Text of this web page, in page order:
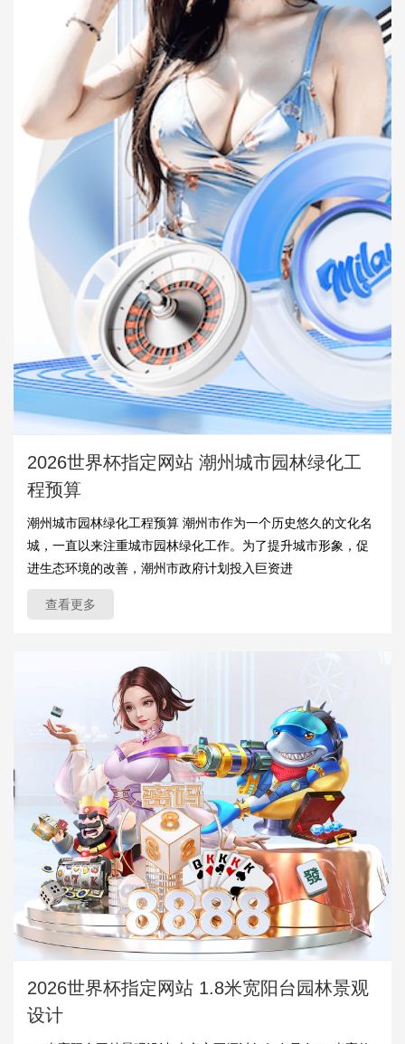
2026世界杯指定网站 潮州城市园林绿化工
程预算
潮州城市园林绿化工程预算 潮州市作为一个历史悠久的文化名
城，一直以来注重城市园林绿化工作。为了提升城市形象，促
进生态环境的改善，潮州市政府计划投入巨资进
查看更多
2026世界杯指定网站 1.8米宽阳台园林景观
设计